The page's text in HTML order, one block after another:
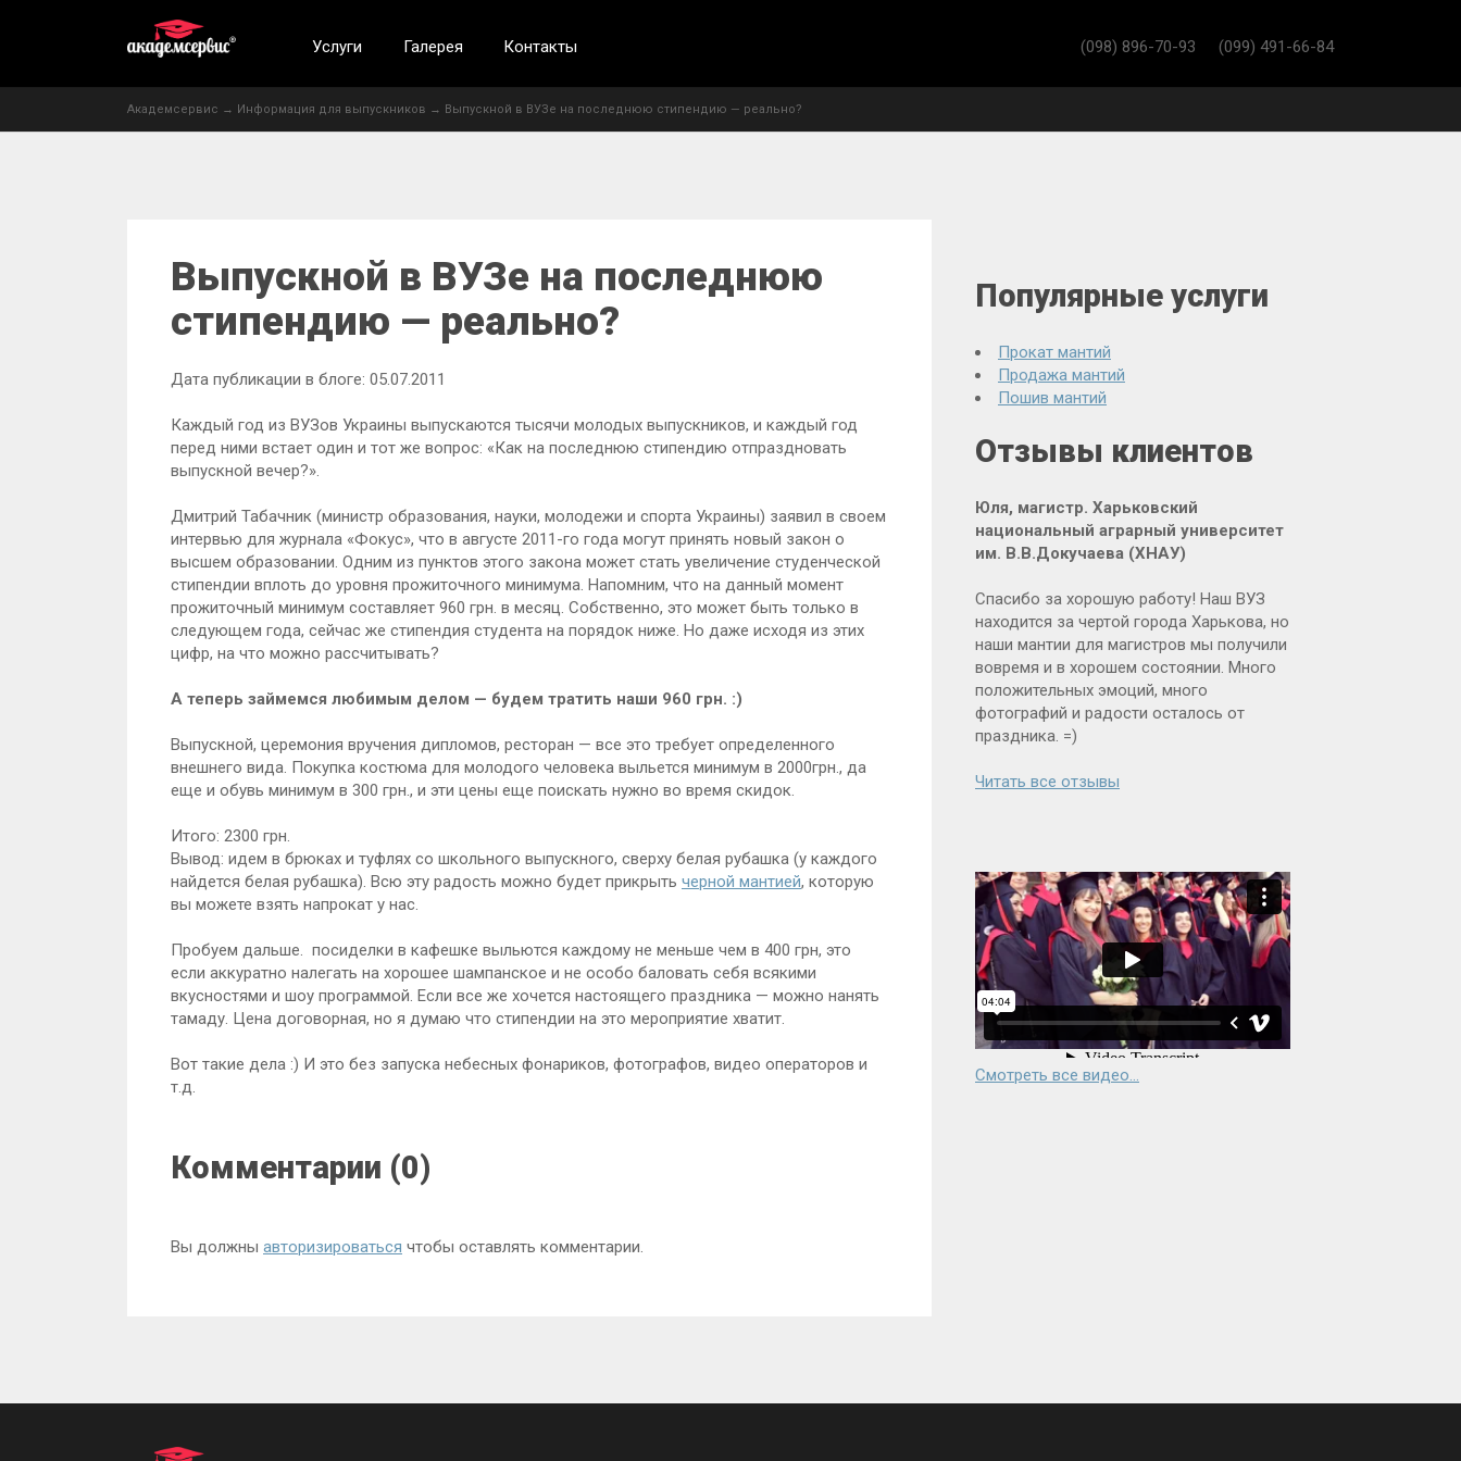
Услуги Галерея Контакты (098) 896-70-93 (099) 491-66-84
Академсервис → Информация для выпускников → Выпускной в ВУЗе на последнюю стипендию — реально?
Выпускной в ВУЗе на последнюю
стипендию — реально?
Дата публикации в блоге: 05.07.2011
Каждый год из ВУЗов Украины выпускаются тысячи молодых выпускников, и каждый год
перед ними встает один и тот же вопрос: «Как на последнюю стипендию отпраздновать
выпускной вечер?».
Дмитрий Табачник (министр образования, науки, молодежи и спорта Украины) заявил в своем
интервью для журнала «Фокус», что в августе 2011-го года могут принять новый закон о
высшем образовании. Одним из пунктов этого закона может стать увеличение студенческой
стипендии вплоть до уровня прожиточного минимума. Напомним, что на данный момент
прожиточный минимум составляет 960 грн. в месяц. Собственно, это может быть только в
следующем года, сейчас же стипендия студента на порядок ниже. Но даже исходя из этих
цифр, на что можно рассчитывать?
А теперь займемся любимым делом — будем тратить наши 960 грн. :)
Выпускной, церемония вручения дипломов, ресторан — все это требует определенного
внешнего вида. Покупка костюма для молодого человека выльется минимум в 2000грн., да
еще и обувь минимум в 300 грн., и эти цены еще поискать нужно во время скидок.
Итого: 2300 грн.
Вывод: идем в брюках и туфлях со школьного выпускного, сверху белая рубашка (у каждого
найдется белая рубашка). Всю эту радость можно будет прикрыть черной мантией, которую
вы можете взять напрокат у нас.
Пробуем дальше. посиделки в кафешке выльются каждому не меньше чем в 400 грн, это
если аккуратно налегать на хорошее шампанское и не особо баловать себя всякими
вкусностями и шоу программой. Если все же хочется настоящего праздника — можно нанять
тамаду. Цена договорная, но я думаю что стипендии на это мероприятие хватит.
Вот такие дела :) И это без запуска небесных фонариков, фотографов, видео операторов и
т.д.
Комментарии (0)
Вы должны авторизироваться чтобы оставлять комментарии.
Популярные услуги
Прокат мантий
Продажа мантий
Пошив мантий
Отзывы клиентов
Юля, магистр. Харьковский
национальный аграрный университет
им. В.В.Докучаева (ХНАУ)
Спасибо за хорошую работу! Наш ВУЗ
находится за чертой города Харькова, но
наши мантии для магистров мы получили
вовремя и в хорошем состоянии. Много
положительных эмоций, много
фотографий и радости осталось от
праздника. =)
Читать все отзывы
Смотреть все видео...